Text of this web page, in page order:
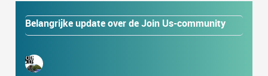
Belangrijke update over de Join Us-community